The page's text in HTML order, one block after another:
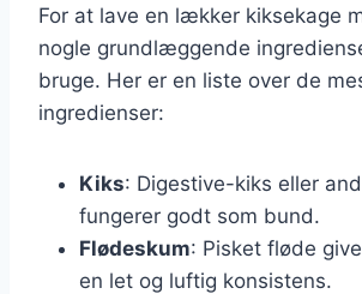
For at lave en lækker kiksekage
nogle grundlæggende
bruge. Her er en liste over de
ingredienser:
Kiks: Digestive-kiks eller
fungerer godt som bund.
Flødeskum: Pisket fløde
en let og luftig konsistens.